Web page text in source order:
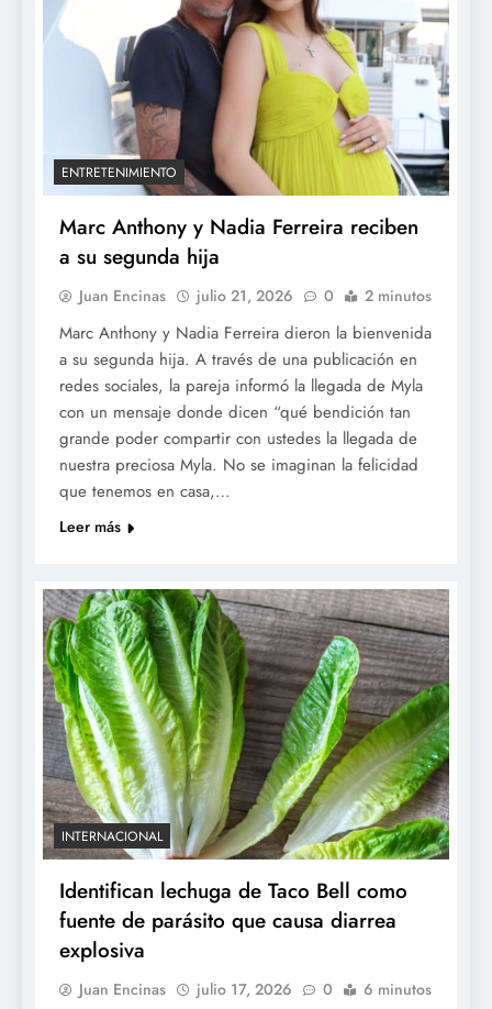
ENTRETENIMIENTO
Marc Anthony y Nadia Ferreira reciben
a su segunda hija
Juan Encinas julio 21, 2026 0 2 minutos
Marc Anthony y Nadia Ferreira dieron la bienvenida
a su segunda hija. A través de una publicación en
redes sociales, la pareja informó la llegada de Myla
con un mensaje donde dicen “qué bendición tan
grande poder compartir con ustedes la llegada de
nuestra preciosa Myla. No se imaginan la felicidad
que tenemos en casa,…
Leer más
INTERNACIONAL
Identifican lechuga de Taco Bell como
fuente de parásito que causa diarrea
explosiva
Juan Encinas julio 17, 2026 0 6 minutos